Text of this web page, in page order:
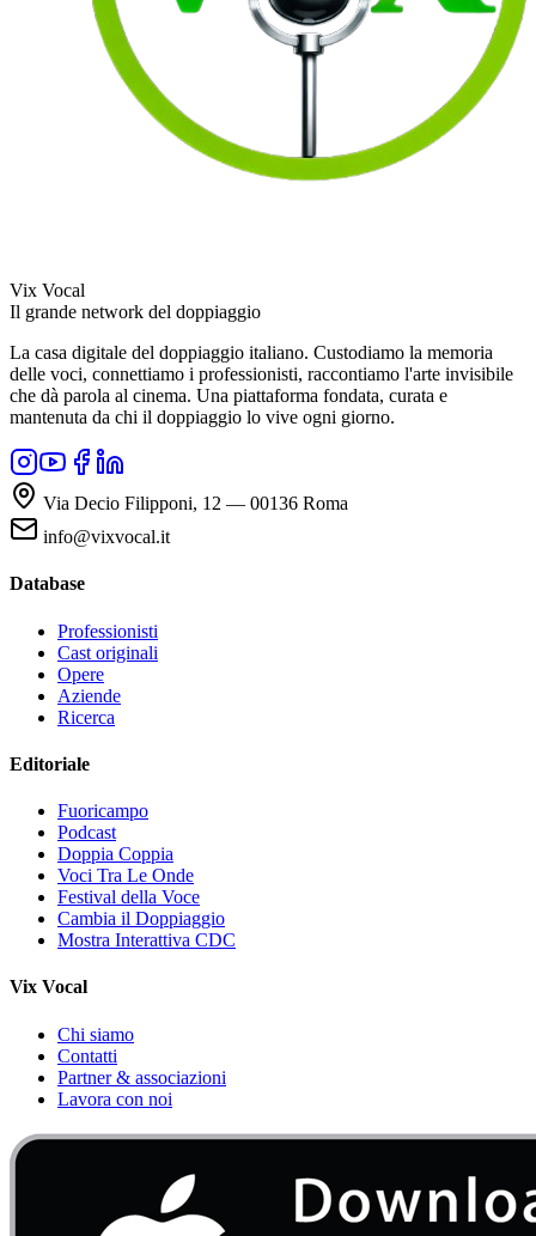
Vix Vocal
Il grande network del doppiaggio
La casa digitale del doppiaggio italiano. Custodiamo la memoria
delle voci, connettiamo i professionisti, raccontiamo l'arte invisibile
che dà parola al cinema. Una piattaforma fondata, curata e
mantenuta da chi il doppiaggio lo vive ogni giorno.
Via Decio Filipponi, 12 — 00136 Roma
info@vixvocal.it
Database
Professionisti
Cast originali
Opere
Aziende
Ricerca
Editoriale
Fuoricampo
Podcast
Doppia Coppia
Voci Tra Le Onde
Festival della Voce
Cambia il Doppiaggio
Mostra Interattiva CDC
Vix Vocal
Chi siamo
Contatti
Partner & associazioni
Lavora con noi